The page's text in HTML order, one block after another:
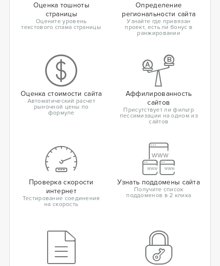
Оценка тошноты
страницы
Оцените уровень
текстового спама страницы
Определение
региональности сайта
Узнайте где привязан
проект, есть ли бонус в
ранжировании
Оценка стоимости сайта
Автоматический расчет
рыночной цены по
формуле
Аффилированность
сайтов
Присутствует ли фильтр
пессимизации на одном из
сайтов
Проверка скорости
интернет
Тестирование соединения
на скорость
Узнать поддомены сайта
Получите список
поддоменов в 2 клика